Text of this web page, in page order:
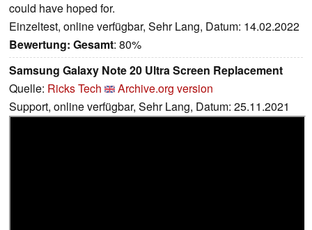
could have hoped for.
Einzeltest, online verfügbar, Sehr Lang, Datum: 14.02.2022
Bewertung: Gesamt: 80%
Samsung Galaxy Note 20 Ultra Screen Replacement
Quelle: Ricks Tech
Archive.org version
Support, online verfügbar, Sehr Lang, Datum: 25.11.2021